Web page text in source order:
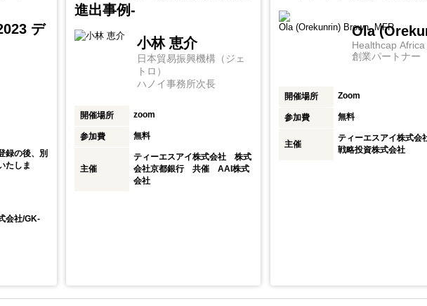
デ
録の後、別
たしま
会社/GK-
進出事例-
小林 恵介
日本貿易振興機構（ジェ
トロ）
ハノイ事務所次長
開催場所 zoom
参加費 無料
主催
ティーエスアイ株式会社 株式
会社京都銀行 共催 AAI株式
会社
Ola
Healthcap Africa
創業パートナー
開催場所 Zoom
参加費 無料
主催
ティーエスアイ株式
戦略投資株式会社